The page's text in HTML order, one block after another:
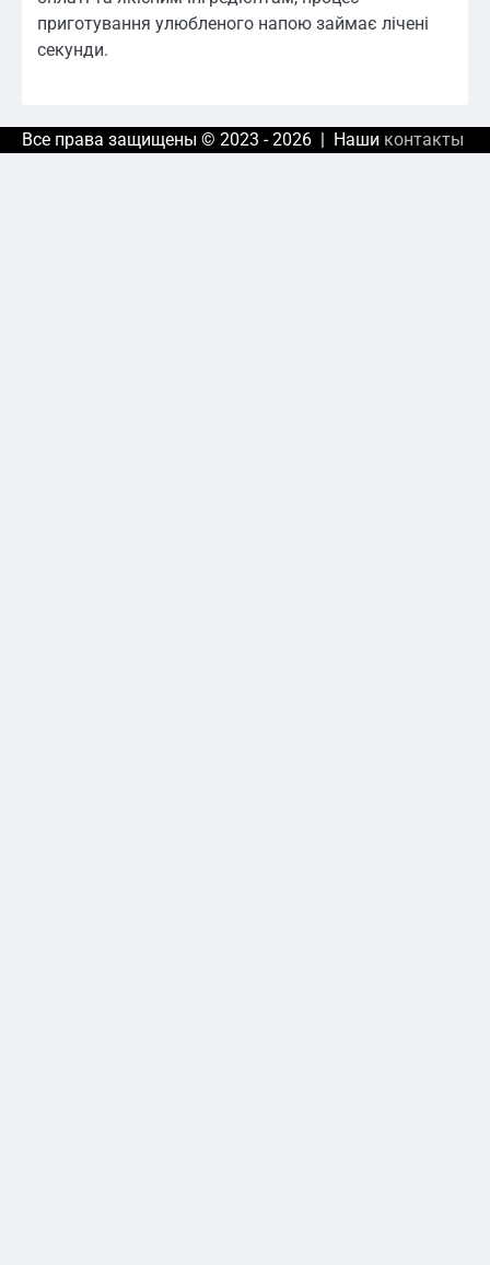
приготування улюбленого напою займає лічені
секунди.
Все права защищены © 2023 - 2026 | Наши контакты